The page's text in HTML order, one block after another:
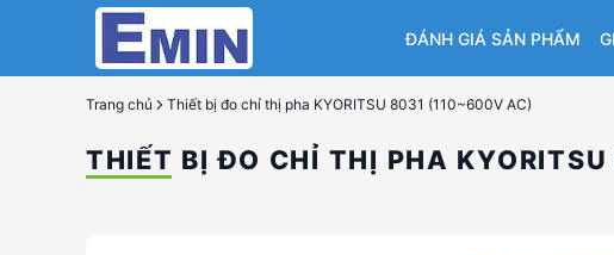
ĐÁNH GIÁ SẢN PHẨM
Trang chủ Thiết bị đo chỉ thị pha KYORITSU 8031 (110~600V AC)
THIẾT BỊ ĐO CHỈ THỊ PHA